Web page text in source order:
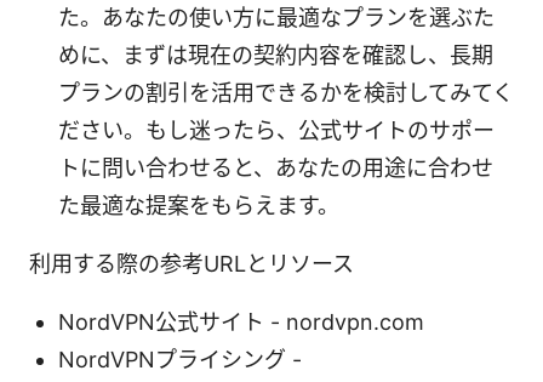
た。あなたの使い方に最適なプランを選ぶた
めに、まずは現在の契約内容を確認し、長期
プランの割引を活用できるかを検討してみてく
ださい。もし迷ったら、公式サイトのサポー
トに問い合わせると、あなたの用途に合わせ
た最適な提案をもらえます。
利用する際の参考URLとリソース
NordVPN公式サイト - nordvpn.com
NordVPNプライシング -